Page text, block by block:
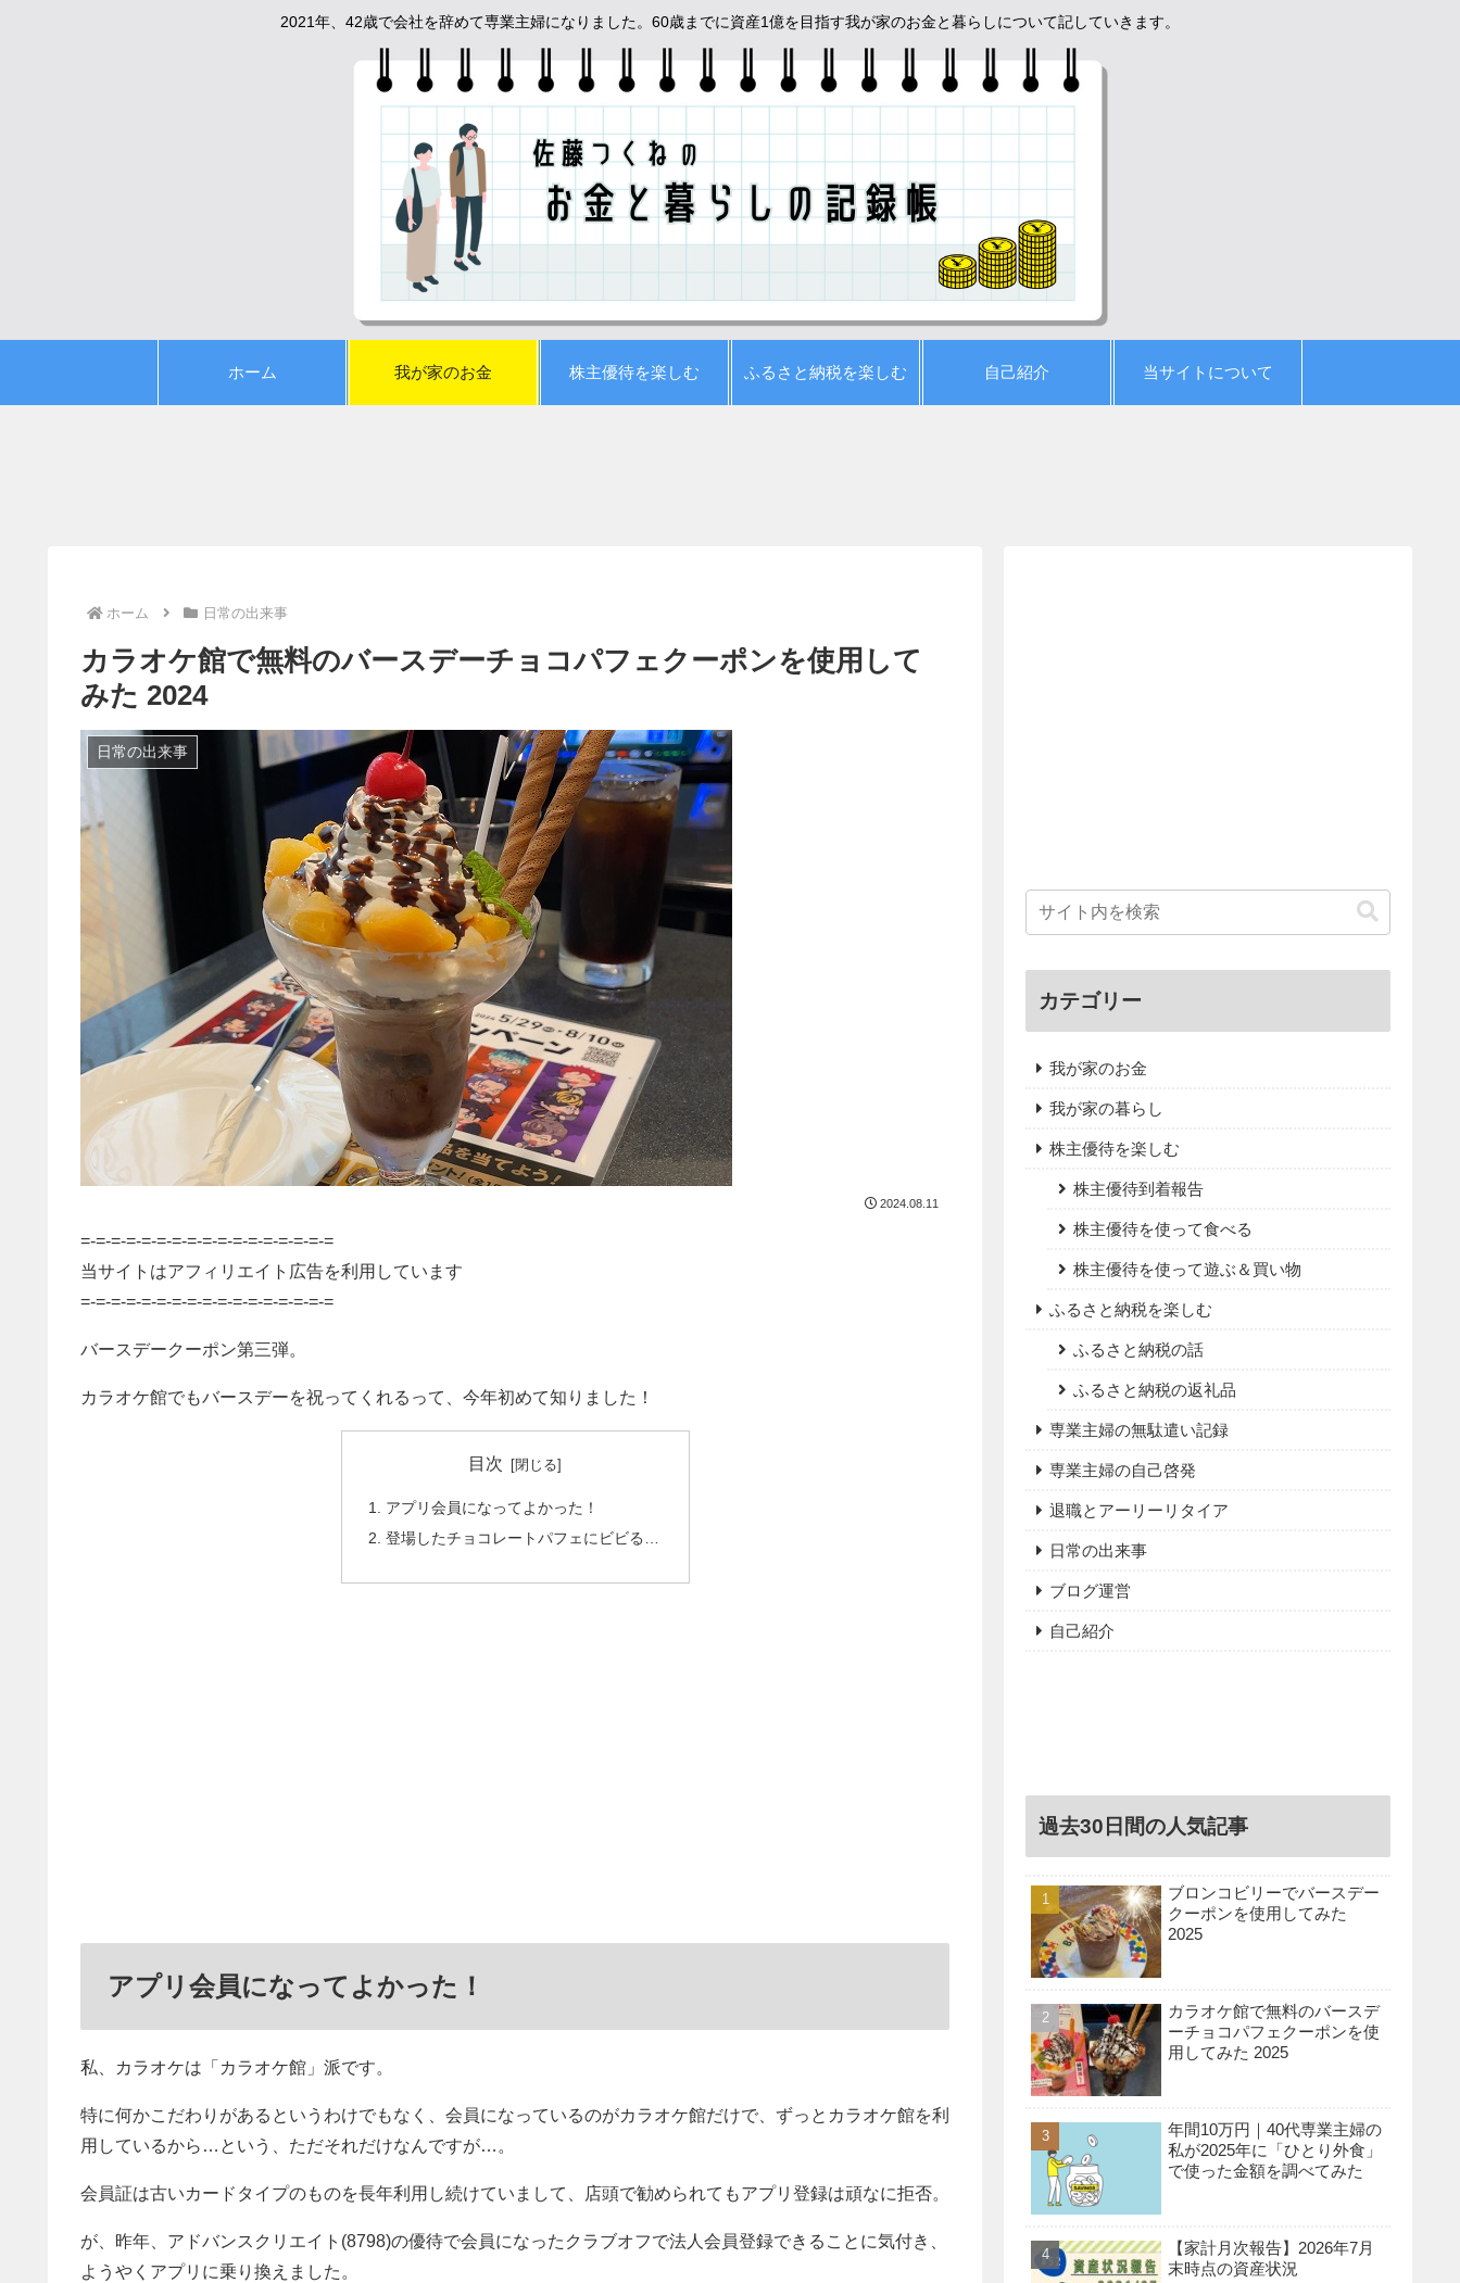
2021年、42歳で会社を辞めて専業主婦になりました。60歳までに資産1億を目指す我が家のお金と暮らしについて記していきます。
ホーム 我が家のお金 株主優待を楽しむ ふるさと納税を楽しむ 自己紹介 当サイトについて
ホーム 日常の出来事
カラオケ館で無料のバースデーチョコパフェクーポンを使用して
みた 2024
日常の出来事
2024.08.11
=-=-=-=-=-=-=-=-=-=-=-=-=-=-=-=-=
当サイトはアフィリエイト広告を利用しています
=-=-=-=-=-=-=-=-=-=-=-=-=-=-=-=-=
バースデークーポン第三弾。
カラオケ館でもバースデーを祝ってくれるって、今年初めて知りました！
目次
アプリ会員になってよかった！
登場したチョコレートパフェにビビる…
アプリ会員になってよかった！
私、カラオケは「カラオケ館」派です。
特に何かこだわりがあるというわけでもなく、会員になっているのがカラオケ館だけで、ずっとカラオケ館を利
用しているから…という、ただそれだけなんですが…。
会員証は古いカードタイプのものを長年利用し続けていまして、店頭で勧められてもアプリ登録は頑なに拒否。
が、昨年、アドバンスクリエイト(8798)の優待で会員になったクラブオフで法人会員登録できることに気付き、
ようやくアプリに乗り換えました。
カテゴリー
我が家のお金
我が家の暮らし
株主優待を楽しむ
株主優待到着報告
株主優待を使って食べる
株主優待を使って遊ぶ＆買い物
ふるさと納税を楽しむ
ふるさと納税の話
ふるさと納税の返礼品
専業主婦の無駄遣い記録
専業主婦の自己啓発
退職とアーリーリタイア
日常の出来事
ブログ運営
自己紹介
過去30日間の人気記事
ブロンコビリーでバースデー
クーポンを使用してみた
2025
カラオケ館で無料のバースデ
ーチョコパフェクーポンを使
用してみた 2025
年間10万円｜40代専業主婦の
私が2025年に「ひとり外食」
で使った金額を調べてみた
【家計月次報告】2026年7月
末時点の資産状況